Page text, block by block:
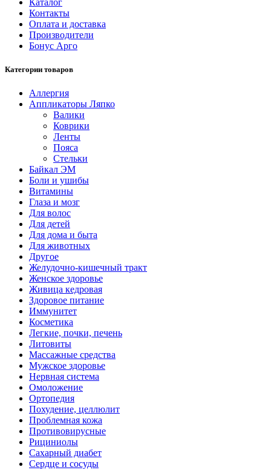
Контакты
Оплата и доставка
Производители
Бонус Арго
Категории товаров
Аллергия
Аппликаторы Ляпко
Валики
Коврики
Ленты
Пояса
Стельки
Байкал ЭМ
Боли и ушибы
Витамины
Глаза и мозг
Для волос
Для детей
Для дома и быта
Для животных
Другое
Желудочно-кишечный тракт
Женское здоровье
Живица кедровая
Здоровое питание
Иммунитет
Косметика
Легкие, почки, печень
Литовиты
Массажные средства
Мужское здоровье
Нервная система
Омоложение
Ортопедия
Похудение, целлюлит
Проблемная кожа
Противовирусные
Рициниолы
Сахарный диабет
Сердце и сосуды